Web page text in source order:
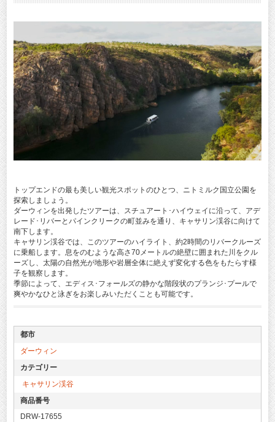
トップエンドの最も美しい観光スポットのひとつ、ニトミルク国立公園を
探索しましょう。
ダーウィンを出発したツアーは、スチュアート･ハイウェイに沿って、アデ
レード･リバーとパインクリークの町並みを通り、キャサリン渓谷に向けて
南下します。
キャサリン渓谷では、このツアーのハイライト、約2時間のリバークルーズ
に乗船します。息をのむような高さ70メートルの絶壁に囲まれた川をクル
ーズし、太陽の自然光が地形や岩層全体に絶えず変化する色をもたらす様
子を観察します。
季節によって、エディス･フォールズの静かな階段状のプランジ･プールで
爽やかなひと泳ぎをお楽しみいただくことも可能です。
都市
ダーウィン
カテゴリー
キャサリン渓谷
商品番号
DRW-17655